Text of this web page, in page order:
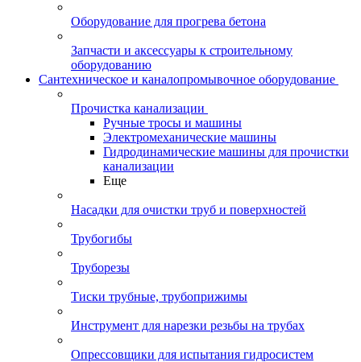
Оборудование для прогрева бетона
Запчасти и аксессуары к строительному
оборудованию
Сантехническое и каналопромывочное оборудование
Прочистка канализации
Ручные тросы и машины
Электромеханические машины
Гидродинамические машины для прочистки
канализации
Еще
Насадки для очистки труб и поверхностей
Трубогибы
Труборезы
Тиски трубные, трубоприжимы
Инструмент для нарезки резьбы на трубах
Опрессовщики для испытания гидросистем